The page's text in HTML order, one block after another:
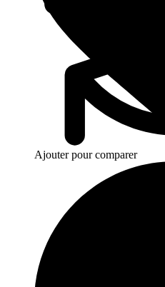
Ajouter pour comparer